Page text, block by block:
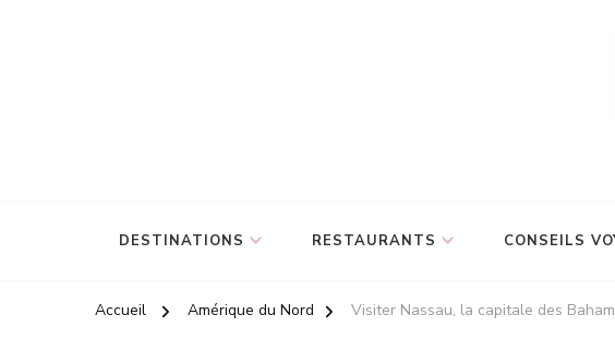
DESTINATIONS RESTAURANTS CONSEILS
Accueil Amérique du Nord Visiter Nassau, la capitale des